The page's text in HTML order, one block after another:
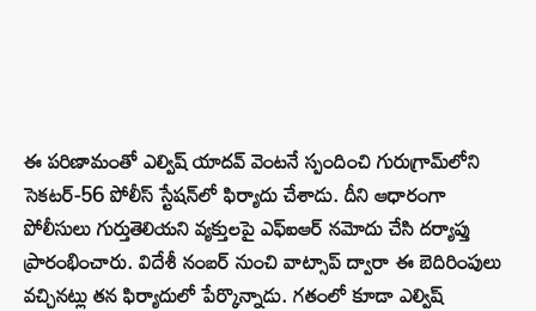
ఈ పరిణామంతో ఎల్విష్ యాదవ్ వెంటనే స్పందించి గురుగ్రామ్‌లోని
సెకటర్-56 పోలీస్ స్టేషన్‌లో ఫిర్యాదు చేశాడు. దీని ఆధారంగా
పోలీసులు గుర్తుతెలియని వ్యక్తులపై ఎఫ్ఐఆర్ నమోదు చేసి దర్యాప్తు
ప్రారంభించారు. విదేశీ నంబర్ నుంచి వాట్సాప్ ద్వారా ఈ బెదిరింపులు
వచ్చినట్లు తన ఫిర్యాదులో పేర్కొన్నాడు. గతంలో కూడా ఎల్విష్